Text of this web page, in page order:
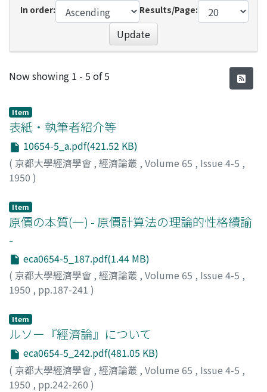
In order:
Results/Page:
Update
Recent Submissions
Now showing 1 - 5 of 5
Item
表紙・執筆者紹介等
10654-5_a.pdf(421.52 KB)
( 京都大學經濟學會 , 經濟論叢 , Volume 65 , Issue 4-5 ,
1950 )
Item
原價の本質(一) - 原價計算法の理論的性格續諭
-
eca0654-5_187.pdf(1.44 MB)
( 京都大學經濟學會 , 經濟論叢 , Volume 65 , Issue 4-5 ,
1950 , pp.187-241 )
Item
ルソー『經濟論』について
eca0654-5_242.pdf(481.05 KB)
( 京都大學經濟學會 , 經濟論叢 , Volume 65 , Issue 4-5 ,
1950 , pp.242-260 )